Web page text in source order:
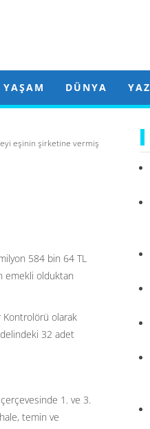
YAŞAM DÜNYA
eşinin şirketine vermiş
584 bin 64 TL
emekli olduktan
Kontrolörü olarak
32 adet
1. ve 3.
temin ve